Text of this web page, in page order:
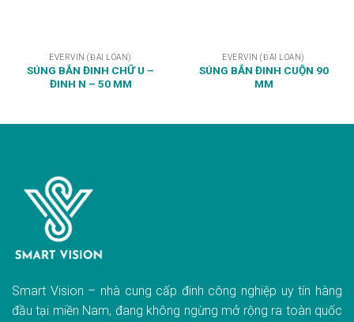
EVERVIN (ĐÀI LOAN)
SÚNG BẮN ĐINH CHỮ U –
ĐINH N – 50 MM
EVERVIN (ĐÀI LOAN)
SÚNG BẮN ĐINH CUỘN 90
MM
Smart Vision – nhà cung cấp đinh công nghiệp uy tín hàng
đầu tại miền Nam, đang không ngừng mở rộng ra toàn quốc